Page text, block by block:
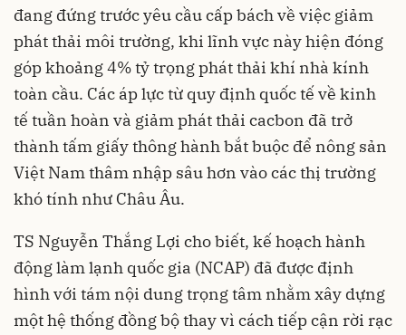
đang đứng trước yêu cầu cấp bách về việc giảm
phát thải môi trường, khi lĩnh vực này hiện đóng
góp khoảng 4% tỷ trọng phát thải khí nhà kính
toàn cầu. Các áp lực từ quy định quốc tế về kinh
tế tuần hoàn và giảm phát thải cacbon đã trở
thành tấm giấy thông hành bắt buộc để nông sản
Việt Nam thâm nhập sâu hơn vào các thị trường
khó tính như Châu Âu.
TS Nguyễn Thắng Lợi cho biết, kế hoạch hành
động làm lạnh quốc gia (NCAP) đã được định
hình với tám nội dung trọng tâm nhằm xây dựng
một hệ thống đồng bộ thay vì cách tiếp cận rời rạc